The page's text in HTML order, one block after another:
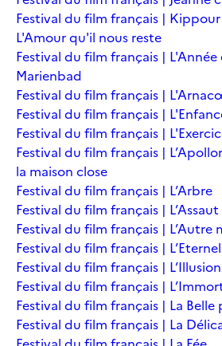
Festival du film français | Kippour
L'Amour qu'il nous reste
Festival du film français | L'Année
Marienbad
Festival du film français |
Festival du film français |
Festival du film français |
Festival du film français |
la maison close
Festival du film français | L’Arbre
Festival du film français | L’Assaut
Festival du film français | L’Autre
Festival du film français |
Festival du film français |
Festival du film français |
Festival du film français | La Belle
Festival du film français | La